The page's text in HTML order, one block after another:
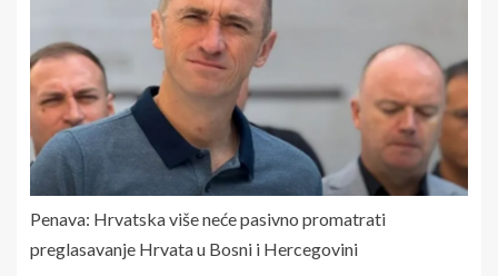
Penava: Hrvatska više neće pasivno promatrati
preglasavanje Hrvata u Bosni i Hercegovini